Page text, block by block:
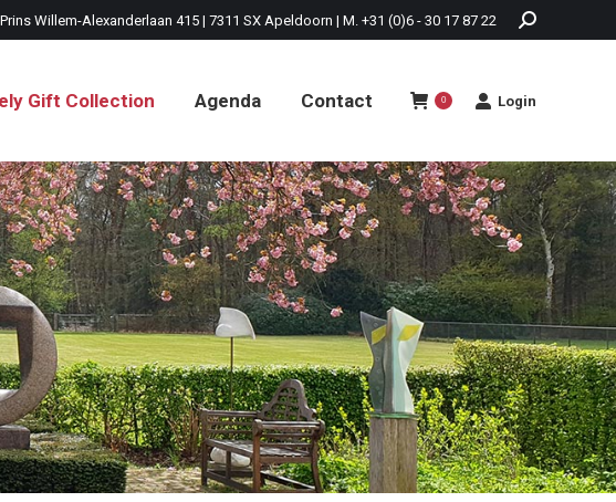
Prins Willem-Alexanderlaan 415 | 7311 SX Apeldoorn | M. +31 (0)6 - 30 17 87 22
Gift Collection Agenda Contact 0 Login
Gift Collection Agenda Contact Login